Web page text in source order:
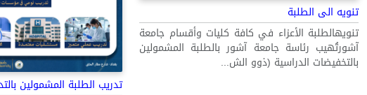
تنويه الى الطلبة
تنويهالطلبة الأعزاء في كافة كليات وأقسام جامعة
آشورتُهيب رئاسة جامعة آشور بالطلبة المشمولين
بالتخفيضات الدراسية (ذوو الش...
تدريب الطلبة المشمولين